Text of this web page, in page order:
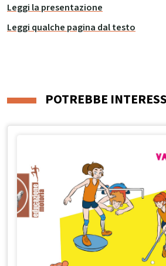
Leggi la presentazione
Leggi qualche pagina dal testo
POTREBBE